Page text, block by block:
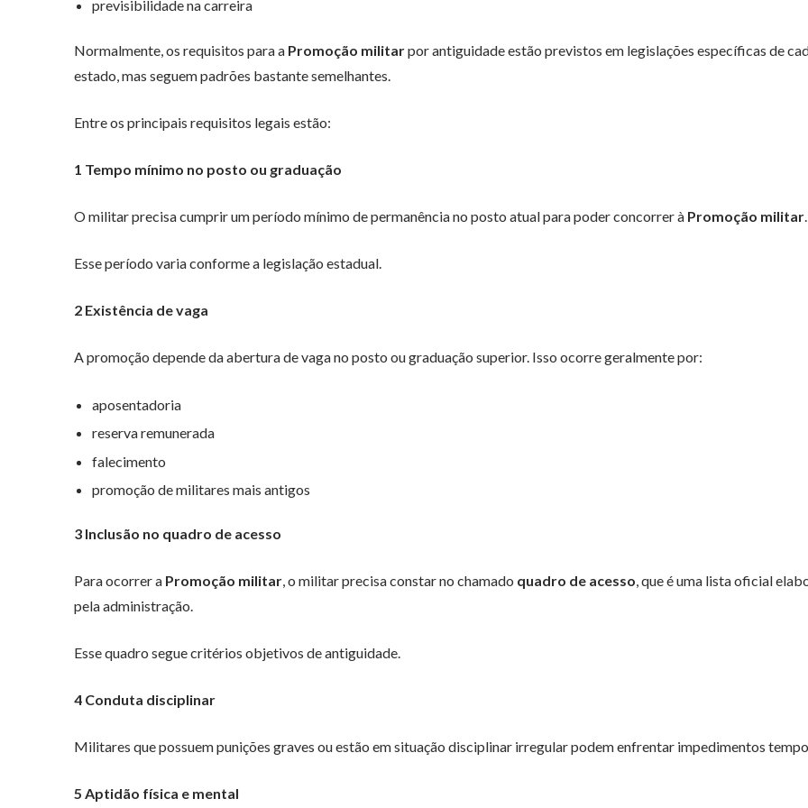
previsibilidade na carreira
Normalmente, os requisitos para a Promoção militarpor antiguidade estão previstos em legislações específicas de
estado, mas seguem padrões bastante semelhantes.
Entre os principais requisitos legais estão:
1 Tempo mínimo no posto ou graduação
O militar precisa cumprir um período mínimo de permanência no posto atual para poder concorrer à Promoção militar
Esse período varia conforme a legislação estadual.
2 Existência de vaga
A promoção depende da abertura de vaga no posto ou graduação superior. Isso ocorre geralmente por:
aposentadoria
reserva remunerada
falecimento
promoção de militares mais antigos
3 Inclusão no quadro de acesso
Para ocorrer a Promoção militar, o militar precisa constar no chamado quadro de acesso, que é uma lista oficial
pela administração.
Esse quadro segue critérios objetivos de antiguidade.
4 Conduta disciplinar
Militares que possuem punições graves ou estão em situação disciplinar irregular podem enfrentar impedimentos
5 Aptidão física e mental